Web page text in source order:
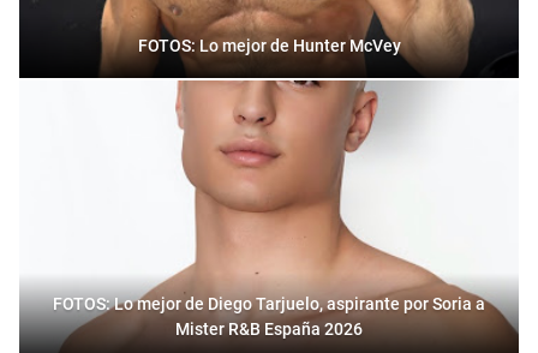
FOTOS: Lo mejor de Hunter McVey
FOTOS: Lo mejor de Diego Tarjuelo, aspirante por Soria a
Mister R&B España 2026